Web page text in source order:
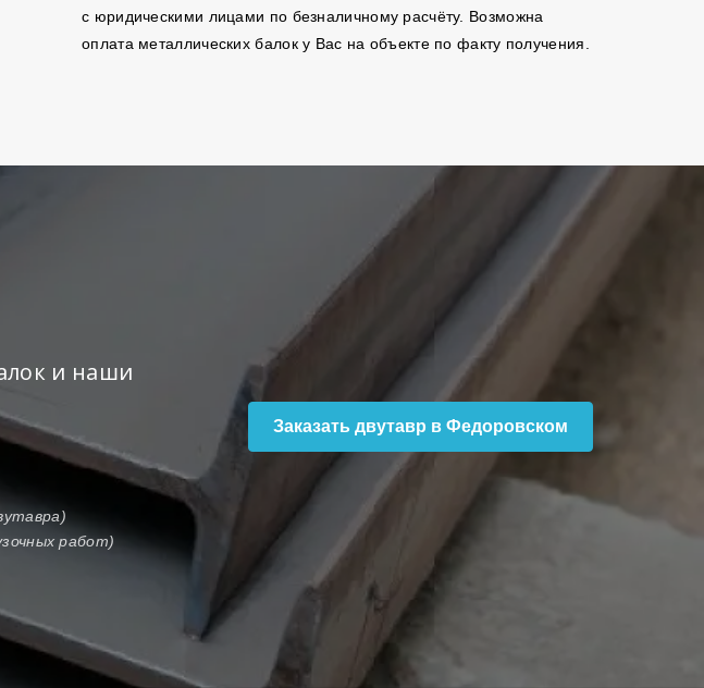
с юридическими лицами по безналичному расчёту. Возможна
оплата металлических балок у Вас на объекте по факту получения.
и наши
работ)
Заказать двутавр в Федоровском